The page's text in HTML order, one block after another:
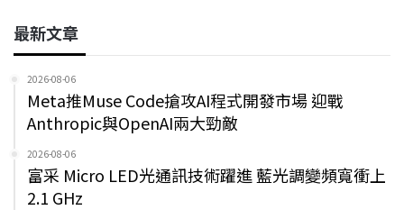
最新文章
2026-08-06
Meta推Muse Code搶攻AI程式開發市場 迎戰
Anthropic與OpenAI兩大勁敵
2026-08-06
富采 Micro LED光通訊技術躍進 藍光調變頻寬衝上
2.1 GHz